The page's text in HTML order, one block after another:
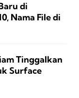
di
Nama File di
Tinggalkan
Surface